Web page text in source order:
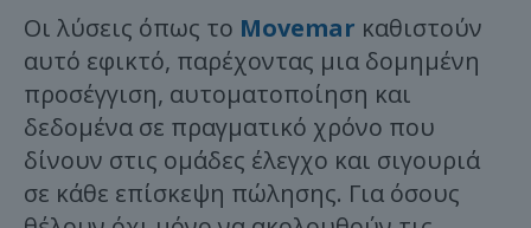
Οι λύσεις όπως το Movemar καθιστούν
αυτό εφικτό, παρέχοντας μια δομημένη
προσέγγιση, αυτοματοποίηση και
δεδομένα σε πραγματικό χρόνο που
δίνουν στις ομάδες έλεγχο και σιγουριά
σε κάθε επίσκεψη πώλησης. Για όσους